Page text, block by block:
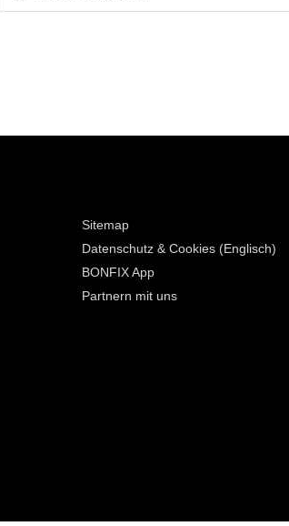
Sitemap
Datenschutz & Cookies (Englisch)
BONFIX App
Partnern mit uns